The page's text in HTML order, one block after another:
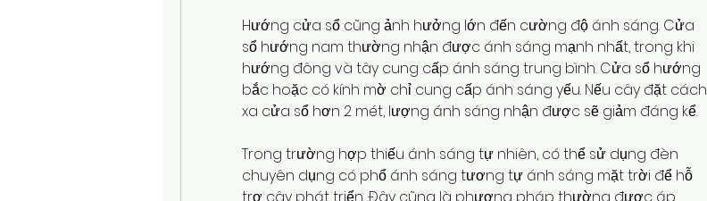
Hướng cửa sổ cũng ảnh hưởng lớn đến cường độ ánh sáng. Cửa
sổ hướng nam thường nhận được ánh sáng mạnh nhất, trong khi
hướng đông và tây cung cấp ánh sáng trung bình. Cửa sổ hướng
bắc hoặc có kính mờ chỉ cung cấp ánh sáng yếu. Nếu cây đặt cách
xa cửa sổ hơn 2 mét, lượng ánh sáng nhận được sẽ giảm đáng kể.
Trong trường hợp thiếu ánh sáng tự nhiên, có thể sử dụng đèn
chuyên dụng có phổ ánh sáng tương tự ánh sáng mặt trời để hỗ